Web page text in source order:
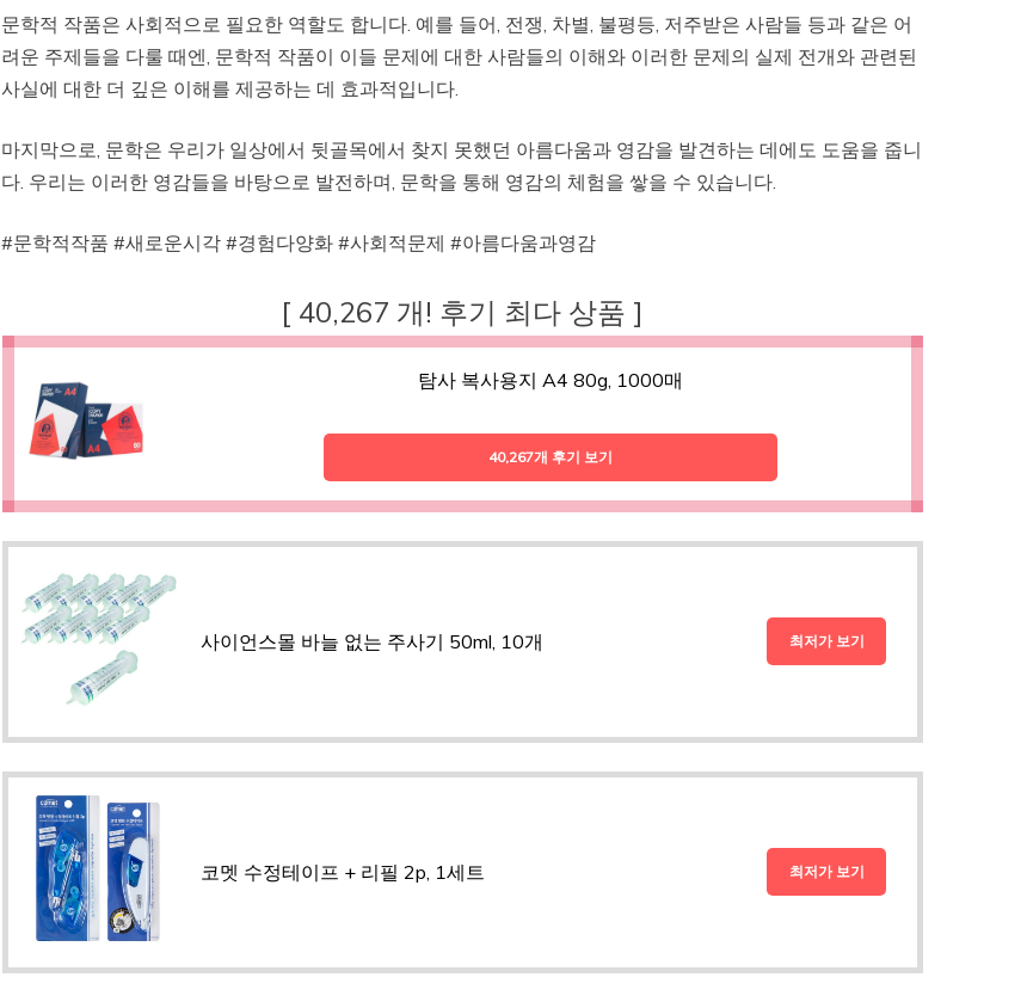
문학적 작품은 사회적으로 필요한 역할도 합니다. 예를 들어, 전쟁, 차별, 불평등, 저주받은 사람들 등과 같은 어
려운 주제들을 다룰 때엔, 문학적 작품이 이들 문제에 대한 사람들의 이해와 이러한 문제의 실제 전개와 관련된
사실에 대한 더 깊은 이해를 제공하는 데 효과적입니다.
마지막으로, 문학은 우리가 일상에서 뒷골목에서 찾지 못했던 아름다움과 영감을 발견하는 데에도 도움을 줍니
다. 우리는 이러한 영감들을 바탕으로 발전하며, 문학을 통해 영감의 체험을 쌓을 수 있습니다.
#문학적작품 #새로운시각 #경험다양화 #사회적문제 #아름다움과영감
[ 40,267 개! 후기 최다 상품 ]
탐사 복사용지 A4 80g, 1000매
40,267개 후기 보기
사이언스몰 바늘 없는 주사기 50ml, 10개 최저가 보기
코멧 수정테이프 + 리필 2p, 1세트 최저가 보기